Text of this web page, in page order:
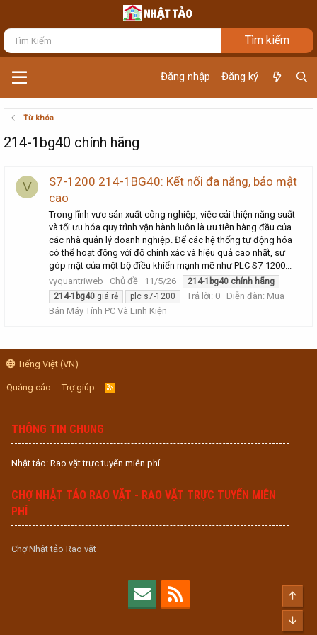
Đăng nhập Đăng ký
Từ khóa
214-1bg40 chính hãng
V
S7-1200 214-1BG40: Kết nối đa năng, bảo mật
cao
Trong lĩnh vực sản xuất công nghiệp, việc cải thiện năng suất
và tối ưu hóa quy trình vận hành luôn là ưu tiên hàng đầu của
các nhà quản lý doanh nghiệp. Để các hệ thống tự động hóa
có thể hoạt động với độ chính xác và hiệu quả cao nhất, sự
góp mặt của một bộ điều khiển mạnh mẽ như PLC S7-1200...
vyquantriweb
Chủ đề 11/5/26 214-1bg40 chính hãng
214-1bg40 giá rẻ plc s7-1200 Trả lời: 0 Diễn đàn: Mua
Bán Máy Tính PC Và Linh Kiện
Tiếng Việt (VN)
Quảng cáo Trợ giúp
R
S
THÔNG TIN CHUNG
Nhật tảo: Rao vặt trực tuyến miễn phí
CHỢ NHẬT TẢO RAO VẶT - RAO VẶT TRỰC TUYẾN MIỄN
PHÍ
Chợ Nhật tảo Rao vặt
Top